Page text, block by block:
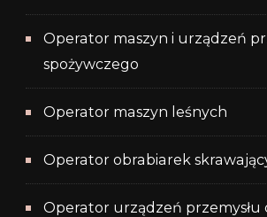
Operator maszyn i urządzeń
spożywczego
Operator maszyn leśnych
Operator obrabiarek
Operator urządzeń przemysłu